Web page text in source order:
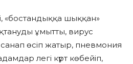
«бостандыққа шыққан»
ұмытты, вирус
өсіп жатыр, пневмония
легі күрт көбейіп,